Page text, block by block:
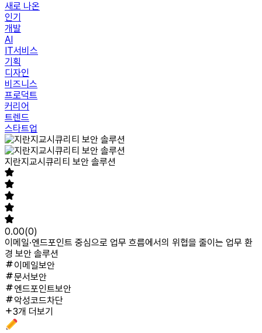
새로 나온
인기
개발
AI
IT서비스
기획
디자인
비즈니스
프로덕트
커리어
트렌드
스타트업
지란지교시큐리티 보안 솔루션
0.00(0)
이메일·엔드포인트 중심으로 업무 흐름에서의 위협을 줄이는 업무 환
경 보안 솔루션
이메일보안
문서보안
엔드포인트보안
악성코드차단
3개 더보기